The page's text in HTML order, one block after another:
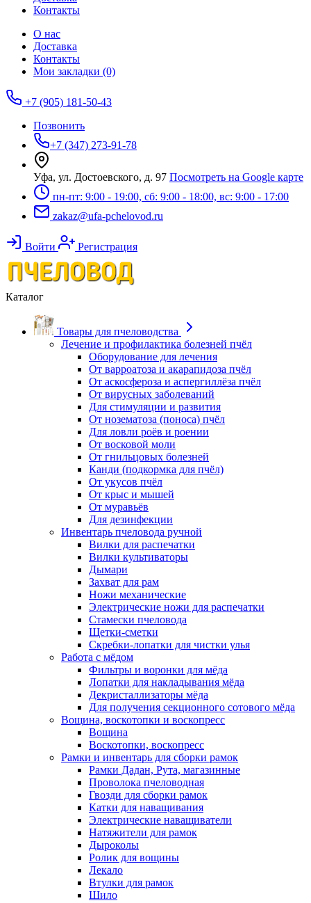
Контакты
О нас
Доставка
Контакты
Мои закладки (0)
+7 (905) 181-50-43
Позвонить
+7 (347) 273-91-78
Уфа, ул. Достоевского, д. 97 Посмотреть на Google карте
пн-пт: 9:00 - 19:00, сб: 9:00 - 18:00, вс: 9:00 - 17:00
zakaz@ufa-pchelovod.ru
Войти Регистрация
Каталог
Товары для пчеловодства
Лечение и профилактика болезней пчёл
Оборудование для лечения
От варроатоза и акарапидоза пчёл
От аскосфероза и аспергиллёза пчёл
От вирусных заболеваний
Для стимуляции и развития
От нозематоза (поноса) пчёл
Для ловли роёв и роении
От восковой моли
От гнильцовых болезней
Канди (подкормка для пчёл)
От укусов пчёл
От крыс и мышей
От муравьёв
Для дезинфекции
Инвентарь пчеловода ручной
Вилки для распечатки
Вилки культиваторы
Дымари
Захват для рам
Ножи механические
Электрические ножи для распечатки
Стамески пчеловода
Щетки-сметки
Скребки-лопатки для чистки улья
Работа с мёдом
Фильтры и воронки для мёда
Лопатки для накладывания мёда
Декристаллизаторы мёда
Для получения секционного сотового мёда
Вощина, воскотопки и воскопресс
Вощина
Воскотопки, воскопресс
Рамки и инвентарь для сборки рамок
Рамки Дадан, Рута, магазинные
Проволока пчеловодная
Гвозди для сборки рамок
Катки для наващивания
Электрические наващиватели
Натяжители для рамок
Дыроколы
Ролик для вощины
Лекало
Втулки для рамок
Шило